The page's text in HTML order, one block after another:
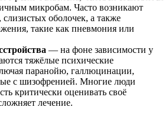
микробам. Часто возникают
оболочек, а также
такие как пневмония или
— на фоне зависимости у
тяжёлые психические
паранойю, галлюцинации,
с шизофренией. Многие люди
критически оценивать своё
лечение.